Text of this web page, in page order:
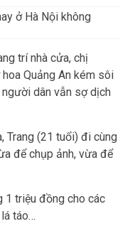
ở Hà Nội không
trí nhà cửa, chị
Quảng An kém sôi
dân vẫn sợ dịch
Trang (21 tuổi) đi cùng
để chụp ảnh, vừa để
1 triệu đồng cho các
táo…